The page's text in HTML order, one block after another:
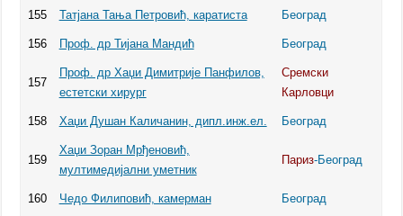
155 Татјана Тања Петровић, каратиста Београд
156 Проф. др Тијана Мандић Београд
157
Проф. др Хаџи Димитрије Панфилов,
естетски хирург
Сремски
Карловци
158 Хаџи Душан Каличанин, дипл.инж.ел. Београд
159
Хаџи Зоран Мрђеновић,
мултимедијални уметник
Париз-Београд
160 Чедо Филиповић, камерман Београд